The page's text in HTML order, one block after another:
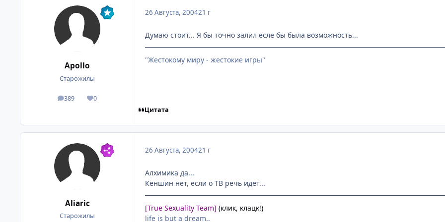
Apollo
Старожилы
389
посты 0
Репутация
26 Августа, 200421 г
Думаю стоит... Я бы точно залил есле бы была возможность...
"Жестокому миру - жестокие игры"
Цитата
Aliaric
Старожилы
26 Августа, 200421 г
Алхимика да...
Кеншин нет, если о ТВ речь идет...
[True Sexuality Team] (клик, клацк!)
life is but a dream..